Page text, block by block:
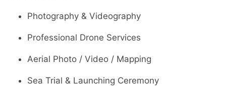
Photography & Videography
Professional Drone Services
Aerial Photo / Video / Mapping
Sea Trial & Launching Ceremony